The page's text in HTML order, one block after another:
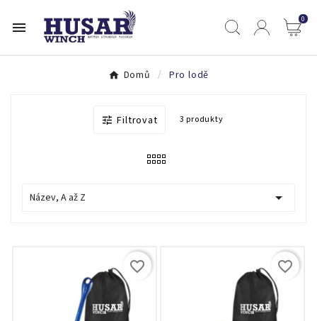
 0
Domů Pro lodě
 Filtrovat 3 produkty
Název, A až Z 
favorite_border favorite_border